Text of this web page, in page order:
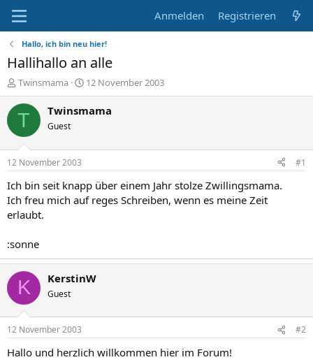
Anmelden Registrieren
Hallo, ich bin neu hier!
Hallihallo an alle
E
r
s
e
r
Twinsmama
E
r
s
t
a
m
12 November 2003
T Twinsmama
Guest
12 November 2003 #1
Ich bin seit knapp über einem Jahr stolze Zwillingsmama.
Ich freu mich auf reges Schreiben, wenn es meine Zeit
erlaubt.
:sonne
K KerstinW
Guest
12 November 2003 #2
Hallo und herzlich willkommen hier im Forum!